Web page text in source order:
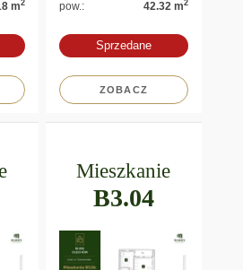
m2 pow.: 42.32 m2
Sprzedane
ZOBACZ
Mieszkanie
B3.04